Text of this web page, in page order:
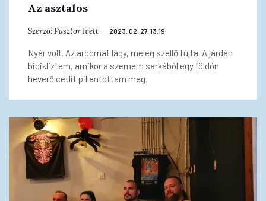
Az asztalos
Szerző:Pásztor Ivett 2023. 02. 27. 13:19
Nyár volt. Az arcomat lágy, meleg szellő fújta. A járdán
bicikliztem, amikor a szemem sarkából egy földön
heverő cetlit pillantottam meg.